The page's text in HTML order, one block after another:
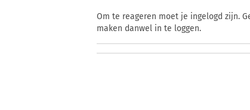
Om te reageren moet je ingelogd zijn.
maken danwel in te loggen.